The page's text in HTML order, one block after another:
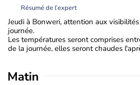
Résumé de l’expert
Jeudi à Bonweri, attention aux
journée.
Les températures seront comprises
de la journée, elles seront chaudes
Matin